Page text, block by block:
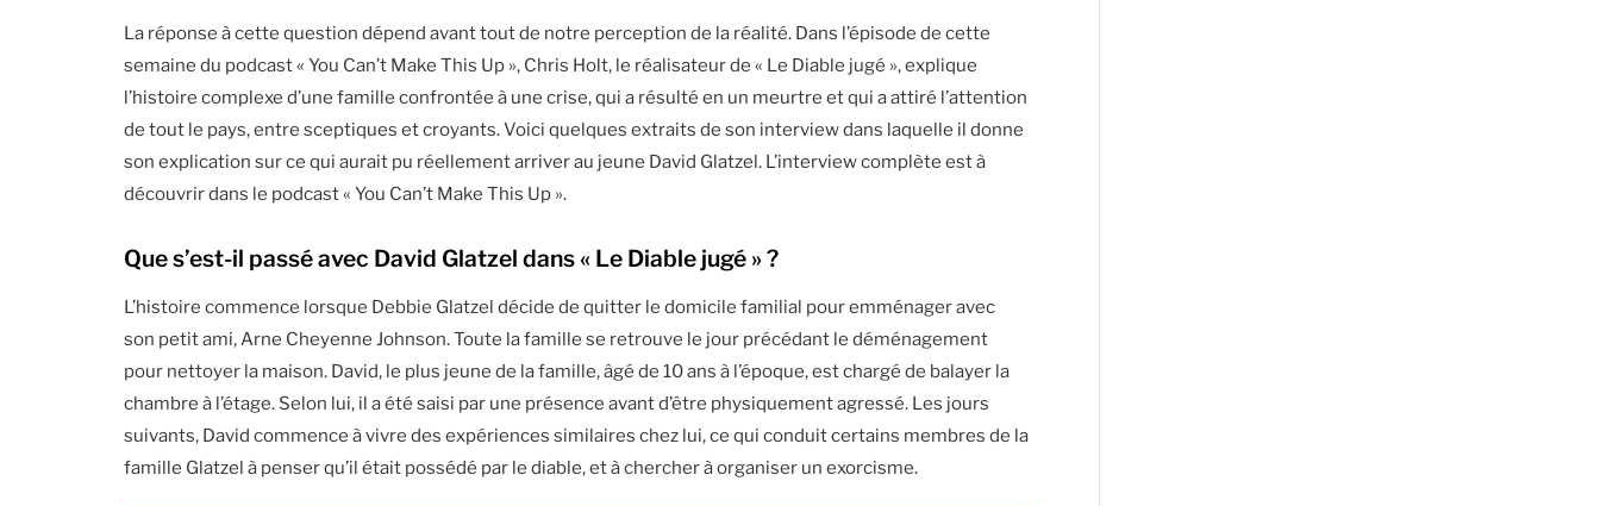
La réponse à cette question dépend avant tout de notre perception de la réalité. Dans l’épisode de cette
semaine du podcast « You Can’t Make This Up », Chris Holt, le réalisateur de « Le Diable jugé », explique
l’histoire complexe d’une famille confrontée à une crise, qui a résulté en un meurtre et qui a attiré l’attention
de tout le pays, entre sceptiques et croyants. Voici quelques extraits de son interview dans laquelle il donne
son explication sur ce qui aurait pu réellement arriver au jeune David Glatzel. L’interview complète est à
découvrir dans le podcast « You Can’t Make This Up ».
Que s’est-il passé avec David Glatzel dans « Le Diable jugé » ?
L’histoire commence lorsque Debbie Glatzel décide de quitter le domicile familial pour emménager avec
son petit ami, Arne Cheyenne Johnson. Toute la famille se retrouve le jour précédant le déménagement
pour nettoyer la maison. David, le plus jeune de la famille, âgé de 10 ans à l’époque, est chargé de balayer la
chambre à l’étage. Selon lui, il a été saisi par une présence avant d’être physiquement agressé. Les jours
suivants, David commence à vivre des expériences similaires chez lui, ce qui conduit certains membres de la
famille Glatzel à penser qu’il était possédé par le diable, et à chercher à organiser un exorcisme.